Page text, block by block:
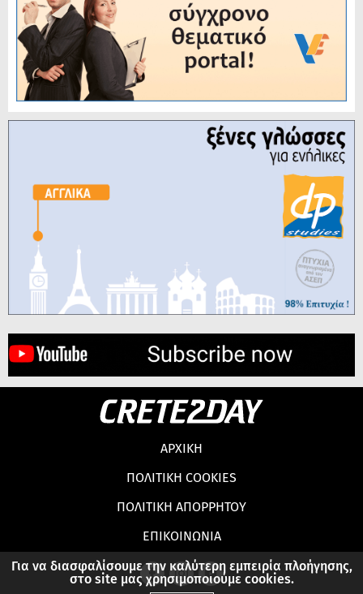
Για να διασφαλίσουμε την καλύτερη εμπειρία πλοήγησης,
στο site μας χρησιμοποιούμε cookies.
ΑΡΧΙΚΗ
ΠΟΛΙΤΙΚΗ COOKIES
ΠΟΛΙΤΙΚΗ ΑΠΟΡΡΗΤΟΥ
ΕΠΙΚΟΙΝΩΝΙΑ